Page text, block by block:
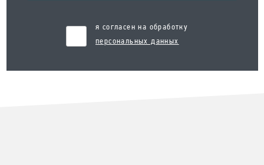
я согласен на обработку
персональных данных